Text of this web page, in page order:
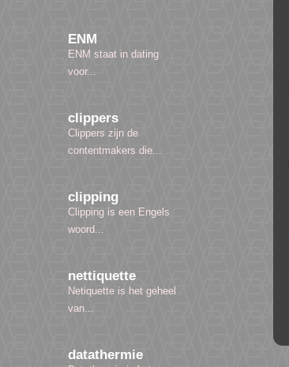
ENM
ENM staat in dating
voor...
clippers
Clippers zijn de
contentmakers die...
clipping
Clipping is een Engels
woord...
nettiquette
Netiquette is het geheel
van...
datathermie